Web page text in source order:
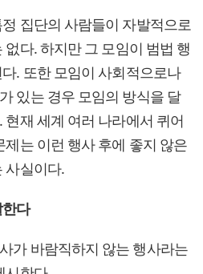
집단의 사람들이 자발적으로
다. 하지만 그 모임이 범법 행
. 또한 모임이 사회적으로나
있는 경우 모임의 방식을 달
재 세계 여러 나라에서 퀴어
는 이런 행사 후에 좋지 않은
사실이다.
다
가 바람직하지 않는 행사라는